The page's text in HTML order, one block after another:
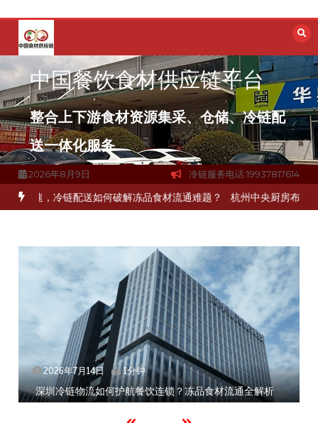
容
中国餐饮食材供应链平台
整合上下游食材资源集采、仓储、冷链配
送一体化服务
2026年8月9日 冷链服务电话:19937817614
，冷链配送如何破解冻品食材流通难题？ 杭州中央厨房布局餐饮连
2026年7月14日 1分钟
深圳冷链物流如何护航餐饮连锁？冻品食材流通全解析